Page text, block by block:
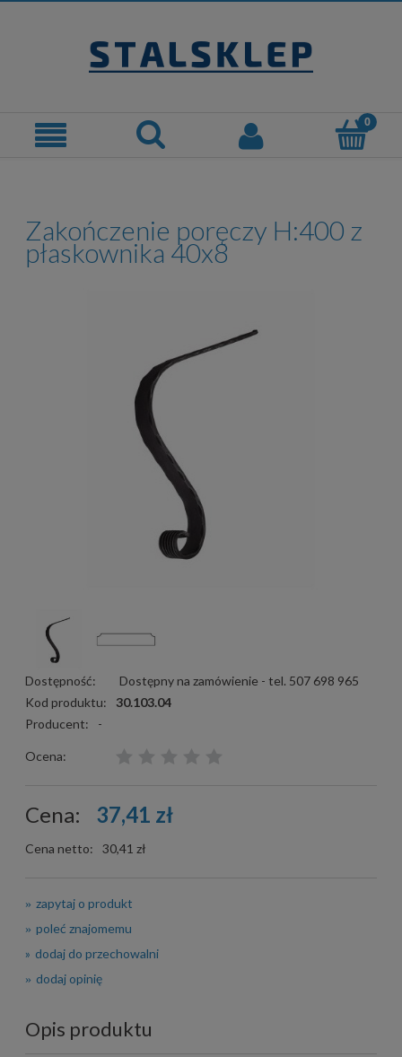
Zakończenie poręczy H:400 z
płaskownika 40x8
Dostępność:
Dostępny na zamówienie - tel. 507 698 965
Kod produktu:
30.103.04
Producent:
-
Ocena:
Cena: 37,41 zł
Cena netto: 30,41 zł
zapytaj o produkt
poleć znajomemu
dodaj do przechowalni
dodaj opinię
Opis produktu